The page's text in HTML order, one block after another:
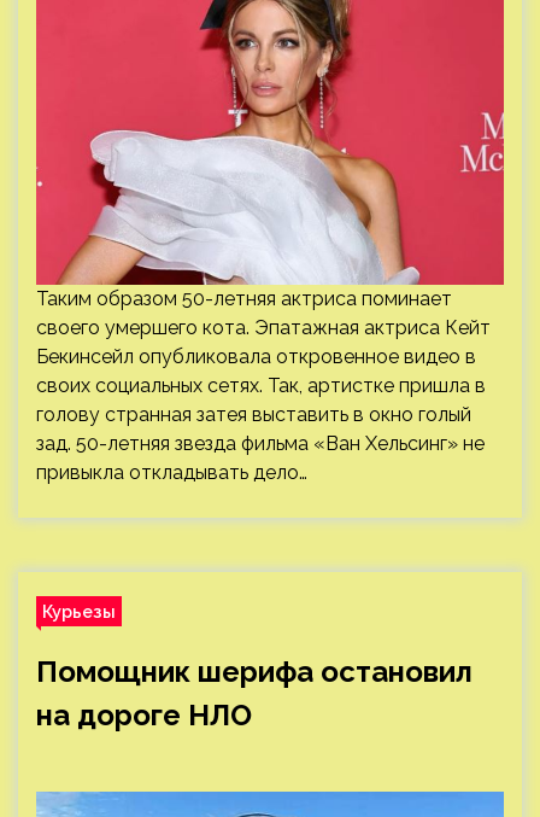
Таким образом 50-летняя актриса поминает
своего умершего кота. Эпатажная актриса Кейт
Бекинсейл опубликовала откровенное видео в
своих социальных сетях. Так, артистке пришла в
голову странная затея выставить в окно голый
зад. 50-летняя звезда фильма «Ван Хельсинг» не
привыкла откладывать дело…
Курьезы
Помощник шерифа остановил
на дороге НЛО